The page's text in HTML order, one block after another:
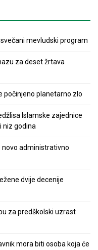
mevludski program
za deset žrtava
počinjeno planetarno zlo
Islamske zajednice
niz godina
novo administrativno
dvije decenije
za predškolski uzrast
mora biti osoba koja će